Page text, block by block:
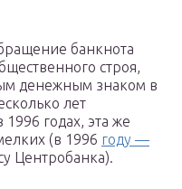
банкнота
строя,
денежным знаком в
лет
годах, эта же
(в 1996 году —
Центробанка).